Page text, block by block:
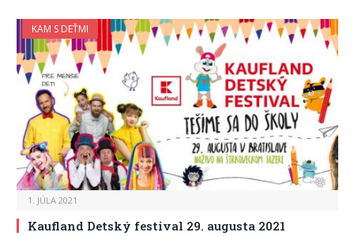
KAM S DEŤMI
1. JÚLA 2021
Kaufland Detský festival 29. augusta 2021